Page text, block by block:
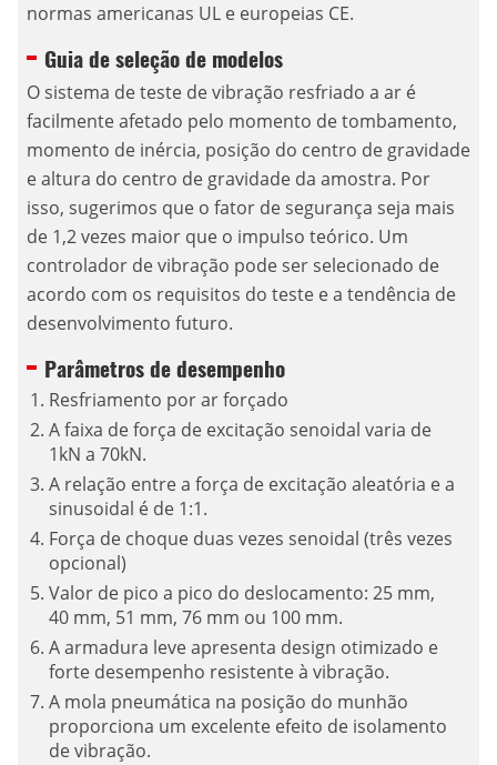
normas americanas UL e europeias CE.
Guia de seleção de modelos
O sistema de teste de vibração resfriado a ar é
facilmente afetado pelo momento de tombamento,
momento de inércia, posição do centro de gravidade
e altura do centro de gravidade da amostra. Por
isso, sugerimos que o fator de segurança seja mais
de 1,2 vezes maior que o impulso teórico. Um
controlador de vibração pode ser selecionado de
acordo com os requisitos do teste e a tendência de
desenvolvimento futuro.
Parâmetros de desempenho
Resfriamento por ar forçado
A faixa de força de excitação senoidal varia de
1kN a 70kN.
A relação entre a força de excitação aleatória e a
sinusoidal é de 1:1.
Força de choque duas vezes senoidal (três vezes
opcional)
Valor de pico a pico do deslocamento: 25 mm,
40 mm, 51 mm, 76 mm ou 100 mm.
A armadura leve apresenta design otimizado e
forte desempenho resistente à vibração.
A mola pneumática na posição do munhão
proporciona um excelente efeito de isolamento
de vibração.